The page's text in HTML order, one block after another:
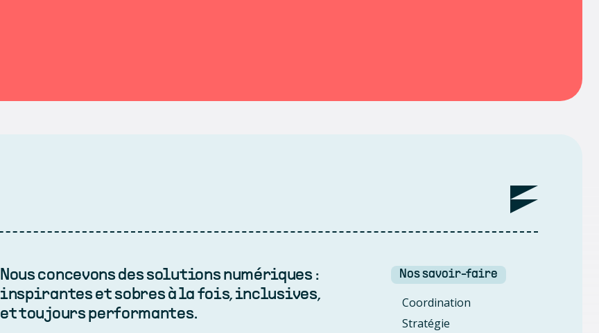
Nous concevons des solutions numériques :
inspirantes et sobres à la fois, inclusives,
et toujours performantes.
Nos savoir-faire
Coordination
Stratégie